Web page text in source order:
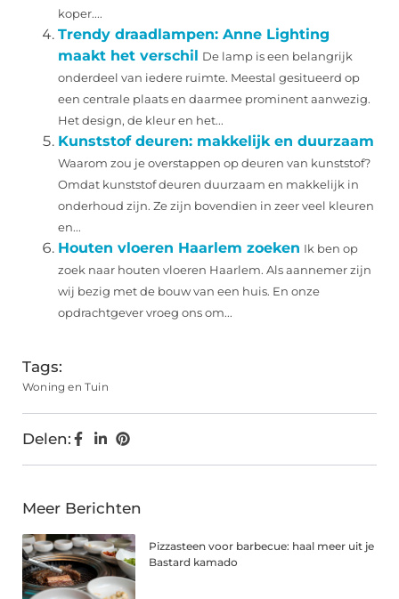
koper....
Trendy draadlampen: Anne Lighting
maakt het verschil De lamp is een belangrijk
onderdeel van iedere ruimte. Meestal gesitueerd op
een centrale plaats en daarmee prominent aanwezig.
Het design, de kleur en het...
Kunststof deuren: makkelijk en duurzaam
Waarom zou je overstappen op deuren van kunststof?
Omdat kunststof deuren duurzaam en makkelijk in
onderhoud zijn. Ze zijn bovendien in zeer veel kleuren
en...
Houten vloeren Haarlem zoeken Ik ben op
zoek naar houten vloeren Haarlem. Als aannemer zijn
wij bezig met de bouw van een huis. En onze
opdrachtgever vroeg ons om...
Tags:
Woning en Tuin
Delen:
Meer Berichten
Pizzasteen voor barbecue: haal meer uit je
Bastard kamado